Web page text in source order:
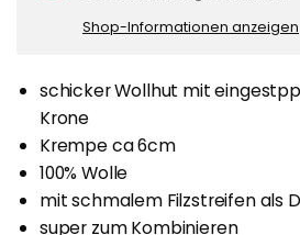
Shop-Informationen anzeigen
schicker Wollhut mit
Krone
Krempe ca 6cm
100% Wolle
mit schmalem Filzstreifen als
super zum Kombinieren